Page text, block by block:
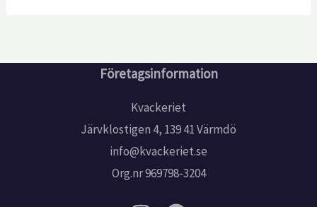
Företagsinformation
Kvackeriet
Järvklostigen 4, 139 41 Värmdö
info@kvackeriet.se
Org.nr 969798-3204